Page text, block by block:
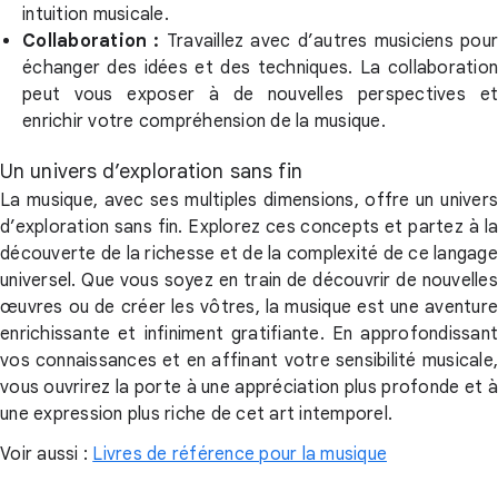
intuition musicale.
Collaboration : Travaillez avec d’autres musiciens pour
échanger des idées et des techniques. La collaboration
peut vous exposer à de nouvelles perspectives et
enrichir votre compréhension de la musique.
Un univers d’exploration sans fin
La musique, avec ses multiples dimensions, offre un univers
d’exploration sans fin. Explorez ces concepts et partez à la
découverte de la richesse et de la complexité de ce langage
universel. Que vous soyez en train de découvrir de nouvelles
œuvres ou de créer les vôtres, la musique est une aventure
enrichissante et infiniment gratifiante. En approfondissant
vos connaissances et en affinant votre sensibilité musicale,
vous ouvrirez la porte à une appréciation plus profonde et à
une expression plus riche de cet art intemporel.
Voir aussi : Livres de référence pour la musique